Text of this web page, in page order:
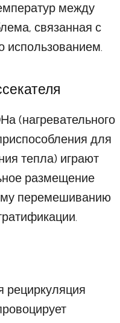
между
связанная с
использованием.
(нагревательного
для
тепла) играют
размещение
перемешиванию
рециркуляция